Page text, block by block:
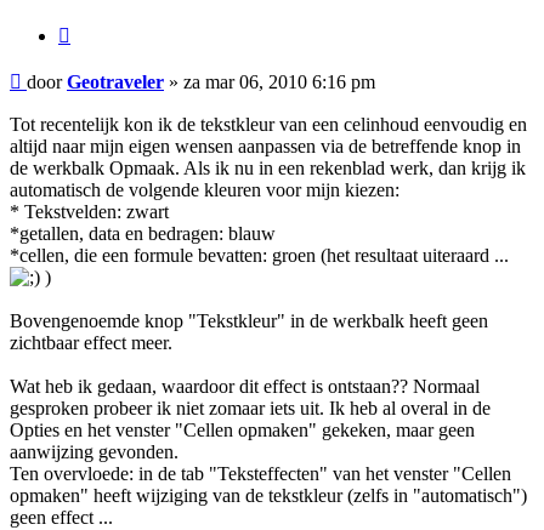
Bericht
doorGeotraveler » za mar 06, 2010 6:16 pm
Tot recentelijk kon ik de tekstkleur van een celinhoud eenvoudig en
altijd naar mijn eigen wensen aanpassen via de betreffende knop in
de werkbalk Opmaak. Als ik nu in een rekenblad werk, dan krijg ik
automatisch de volgende kleuren voor mijn kiezen:
* Tekstvelden: zwart
*getallen, data en bedragen: blauw
*cellen, die een formule bevatten: groen (het resultaat uiteraard ...
)
Bovengenoemde knop "Tekstkleur" in de werkbalk heeft geen
zichtbaar effect meer.
Wat heb ik gedaan, waardoor dit effect is ontstaan?? Normaal
gesproken probeer ik niet zomaar iets uit. Ik heb al overal in de
Opties en het venster "Cellen opmaken" gekeken, maar geen
aanwijzing gevonden.
Ten overvloede: in de tab "Teksteffecten" van het venster "Cellen
opmaken" heeft wijziging van de tekstkleur (zelfs in "automatisch")
geen effect ...